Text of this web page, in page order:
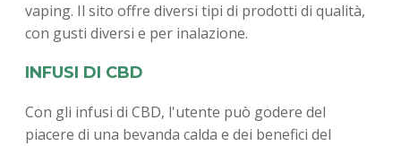
vaping. Il sito offre diversi tipi di prodotti di qualità,
con gusti diversi e per inalazione.
INFUSI DI CBD
Con gli infusi di CBD, l'utente può godere del
piacere di una bevanda calda e dei benefici del